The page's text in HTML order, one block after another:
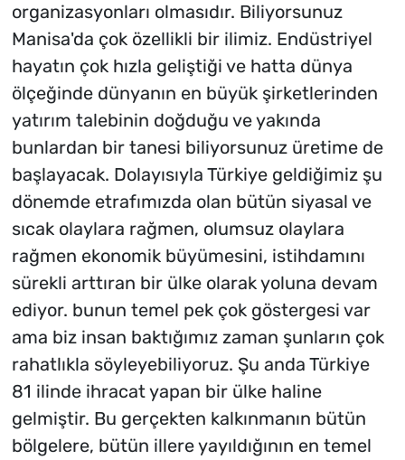
organizasyonları olmasıdır. Biliyorsunuz
Manisa'da çok özellikli bir ilimiz. Endüstriyel
hayatın çok hızla geliştiği ve hatta dünya
ölçeğinde dünyanın en büyük şirketlerinden
yatırım talebinin doğduğu ve yakında
bunlardan bir tanesi biliyorsunuz üretime de
başlayacak. Dolayısıyla Türkiye geldiğimiz şu
dönemde etrafımızda olan bütün siyasal ve
sıcak olaylara rağmen, olumsuz olaylara
rağmen ekonomik büyümesini, istihdamını
sürekli arttıran bir ülke olarak yoluna devam
ediyor. bunun temel pek çok göstergesi var
ama biz insan baktığımız zaman şunların çok
rahatlıkla söyleyebiliyoruz. Şu anda Türkiye
81 ilinde ihracat yapan bir ülke haline
gelmiştir. Bu gerçekten kalkınmanın bütün
bölgelere, bütün illere yayıldığının en temel